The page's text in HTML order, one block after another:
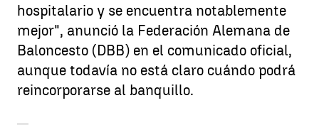
hospitalario y se encuentra notablemente
mejor", anunció la Federación Alemana de
Baloncesto (DBB) en el comunicado oficial,
aunque todavía no está claro cuándo podrá
reincorporarse al banquillo.